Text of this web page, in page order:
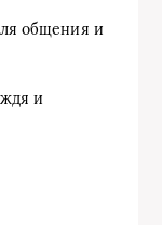
общения и
и